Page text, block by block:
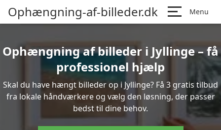
Ophængning-af-billeder.dk Menu
Ophængning af billeder i Jyllinge – få
professionel hjælp
Skal du have hængt billeder op i Jyllinge? Få 3 gratis tilbud
fra lokale håndværkere og vælg den løsning, der passer
bedst til dine behov.